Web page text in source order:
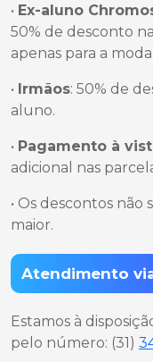
• Ex-aluno
50% de desconto
apenas para a
• Irmãos: 50% de
aluno.
• Pagamento à
adicional nas
• Os descontos
maior.
Atendimento
Estamos à
pelo número: (31)